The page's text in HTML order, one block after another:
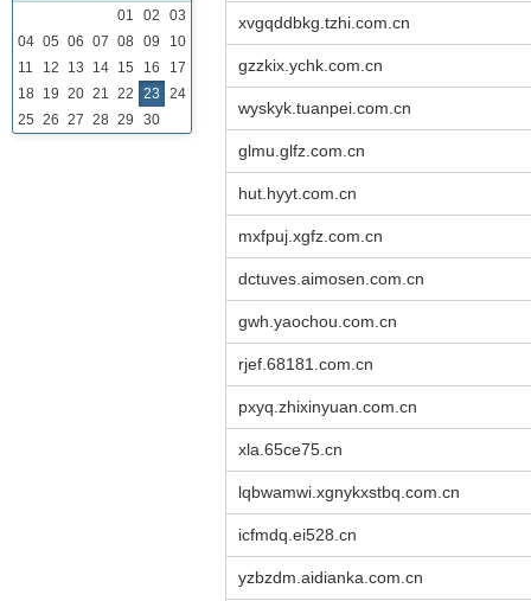
01
02
03
04 05 06 07 08 09
10
11
12 13 14 15 16
17
18
19 20 21 22 23
24
25 26 27 28 29 30
xvgqddbkg.tzhi.com.cn
gzzkix.ychk.com.cn
wyskyk.tuanpei.com.cn
glmu.glfz.com.cn
hut.hyyt.com.cn
mxfpuj.xgfz.com.cn
dctuves.aimosen.com.cn
gwh.yaochou.com.cn
rjef.68181.com.cn
pxyq.zhixinyuan.com.cn
xla.65ce75.cn
lqbwamwi.xgnykxstbq.com.cn
icfmdq.ei528.cn
yzbzdm.aidianka.com.cn